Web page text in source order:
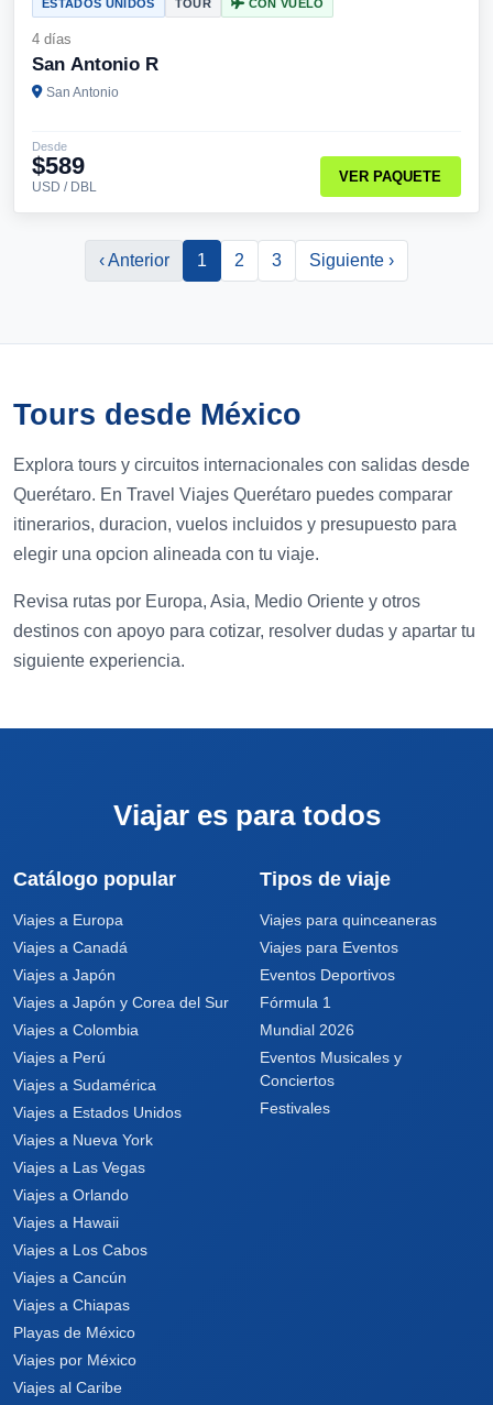
ESTADOS UNIDOS TOUR CON VUELO
4 días
San Antonio R
San Antonio
Desde
$589
USD / DBL
VER PAQUETE
‹ Anterior 1 2 3 Siguiente ›
Tours desde México
Explora tours y circuitos internacionales con salidas desde
Querétaro. En Travel Viajes Querétaro puedes comparar
itinerarios, duracion, vuelos incluidos y presupuesto para
elegir una opcion alineada con tu viaje.
Revisa rutas por Europa, Asia, Medio Oriente y otros
destinos con apoyo para cotizar, resolver dudas y apartar tu
siguiente experiencia.
Viajar es para todos
Catálogo popular
Viajes a Europa
Viajes a Canadá
Viajes a Japón
Viajes a Japón y Corea del Sur
Viajes a Colombia
Viajes a Perú
Viajes a Sudamérica
Viajes a Estados Unidos
Viajes a Nueva York
Viajes a Las Vegas
Viajes a Orlando
Viajes a Hawaii
Viajes a Los Cabos
Viajes a Cancún
Viajes a Chiapas
Playas de México
Viajes por México
Viajes al Caribe
Tipos de viaje
Viajes para quinceaneras
Viajes para Eventos
Eventos Deportivos
Fórmula 1
Mundial 2026
Eventos Musicales y
Conciertos
Festivales